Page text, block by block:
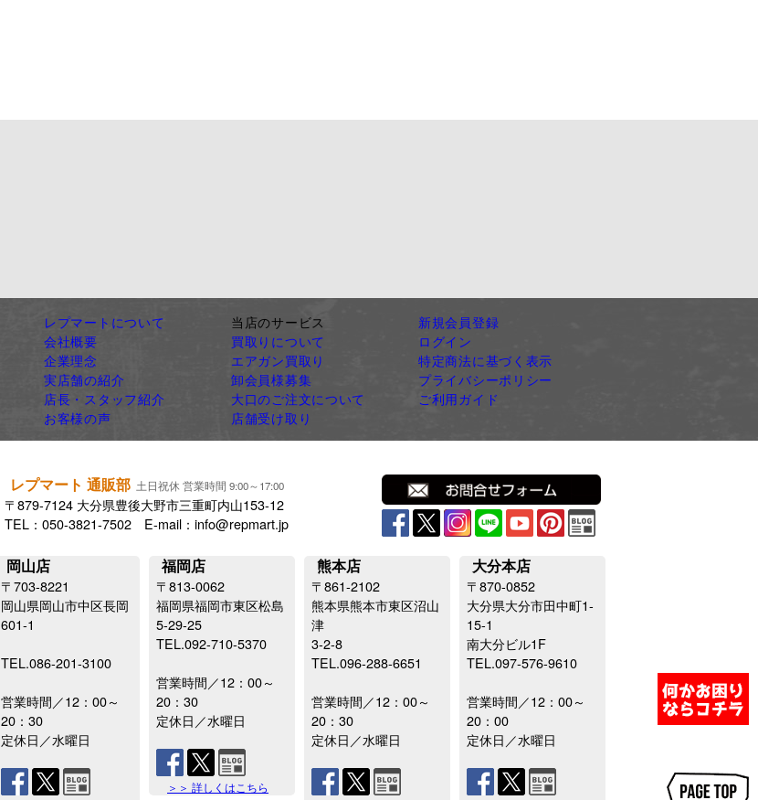
レプマートについて
会社概要
企業理念
実店舗の紹介
店長・スタッフ紹介
お客様の声
当店のサービス
買取りについて
エアガン買取り
卸会員様募集
大口のご注文について
店舗受け取り
新規会員登録
ログイン
特定商法に基づく表示
プライバシーポリシー
ご利用ガイド
レプマート 通販部 土日祝休 営業時間 9:00～17:00
〒879-7124 大分県豊後大野市三重町内山153-12
TEL：050-3821-7502 E-mail：info@repmart.jp
岡山店
〒703-8221
岡山県岡山市中区長岡
601-1
TEL.086-201-3100
営業時間／12：00～
20：30
定休日／水曜日
福岡店
〒813-0062
福岡県福岡市東区松島
5-29-25
TEL.092-710-5370
営業時間／12：00～
20：30
定休日／水曜日
＞＞ 詳しくはこちら
熊本店
〒861-2102
熊本県熊本市東区沼山
津
3-2-8
TEL.096-288-6651
営業時間／12：00～
20：30
定休日／水曜日
大分本店
〒870-0852
大分県大分市田中町1-
15-1
南大分ビル1F
TEL.097-576-9610
営業時間／12：00～
20：00
定休日／水曜日